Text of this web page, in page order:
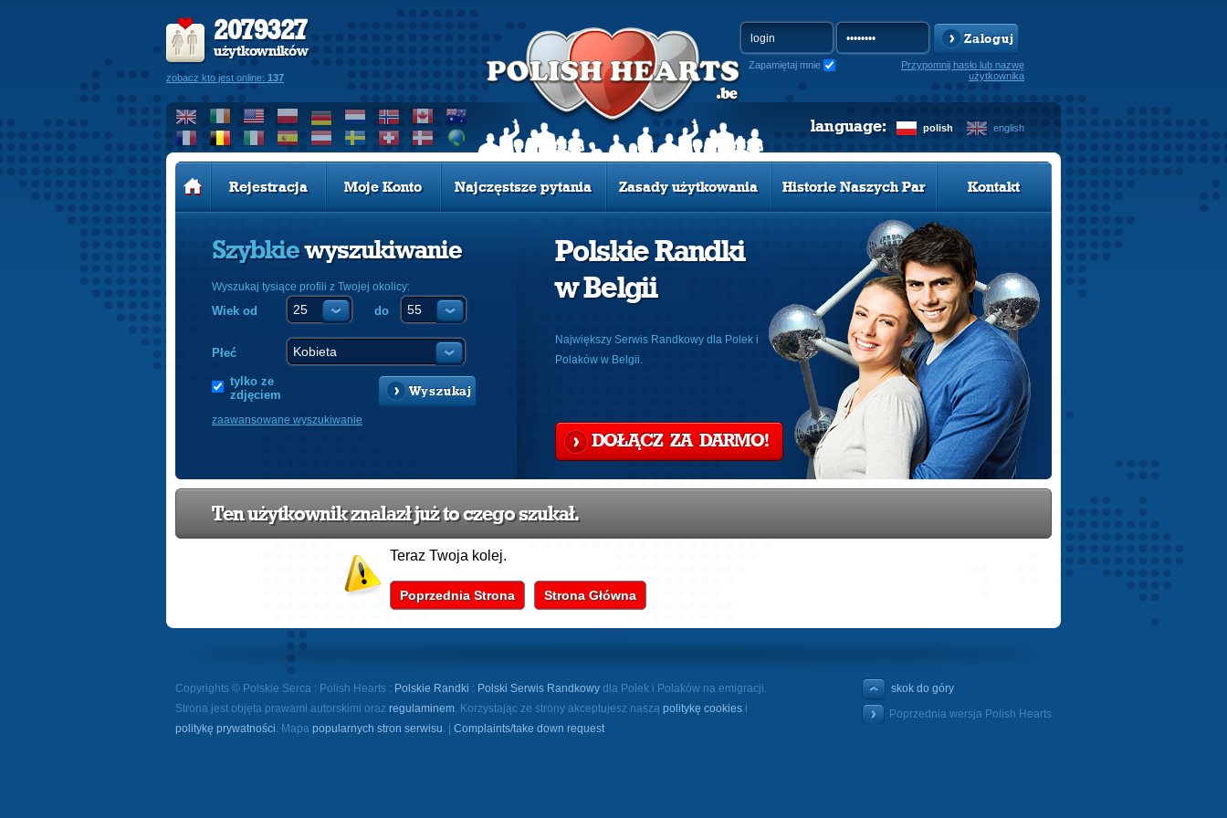
2079327
użytkowników
zobacz kto jest online: 137
Zaloguj
Zapamiętaj mnie
Przypomnij hasło lub nazwę
użytkownika
polish english
language:
Rejestracja Moje Konto Najczęstsze pytania Zasady użytkowania Historie Naszych Par Kontakt
Szybkiewyszukiwanie
Wyszukaj tysiące profili z Twojej okolicy:
Wiek od do
Płeć
tylko ze
zdjęciem
Wyszukaj
zaawansowane wyszukiwanie
Polskie Randki
w Belgii
Największy Serwis Randkowy dla Polek i
Polaków w Belgii.
DOŁĄCZ ZA DARMO!
Ten użytkownik znalazł już to czego szukał.
Teraz Twoja kolej.
Poprzednia Strona Strona Główna
Copyrights © Polskie Serca : Polish Hearts : Polskie Randki : Polski Serwis Randkowy dla Polek i Polaków na emigracji.
Strona jest objęta prawami autorskimi oraz regulaminem. Korzystając ze strony akceptujesz naszą politykę cookies i
politykę prywatności. Mapa popularnych stron serwisu. | Complaints/take down request
skok do góry
Poprzednia wersja Polish Hearts